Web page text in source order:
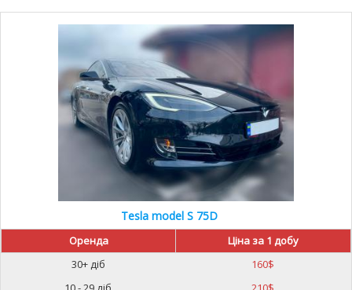
Tesla model S 75D
Оренда
Ціна за 1 добу
30+ діб
160$